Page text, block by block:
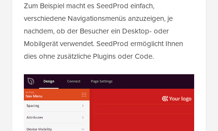
Zum Beispiel macht es SeedProd einfach,
verschiedene Navigationsmenüs anzuzeigen, je
nachdem, ob der Besucher ein Desktop- oder
Mobilgerät verwendet. SeedProd ermöglicht Ihnen
dies ohne zusätzliche Plugins oder Code.